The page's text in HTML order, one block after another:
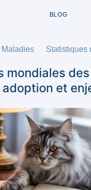
BLOG
Maladies
mondiales
et